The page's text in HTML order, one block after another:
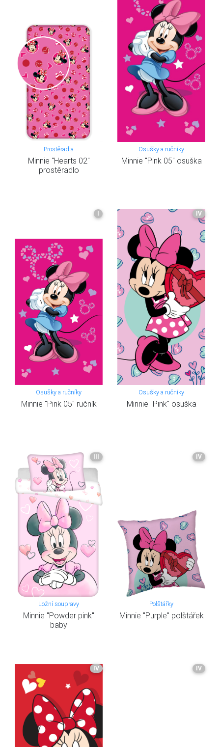
Prostěradla
Minnie "Hearts 02"
prostěradlo
Osušky a ručníky
Minnie "Pink 05" osuška
I
Osušky a ručníky
Minnie "Pink 05" ručník
IV
Osušky a ručníky
Minnie "Pink" osuška
III
Ložní soupravy
Minnie "Powder pink"
baby
IV
Polštářky
Minnie "Purple" polštářek
IV IV